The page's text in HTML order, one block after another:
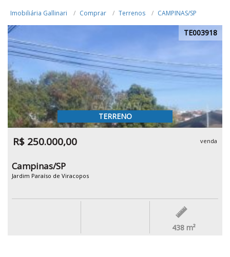
Imobiliária Gallinari Comprar Terrenos CAMPINAS/SP
TE003918
TERRENO
R$ 250.000,00 venda
Campinas/SP
Jardim Paraíso de Viracopos
438 m²